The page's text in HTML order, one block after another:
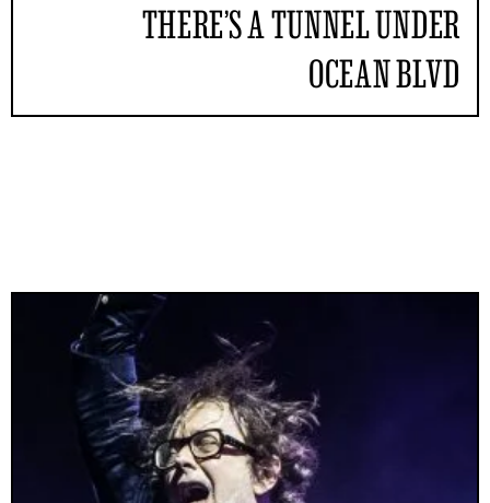
THERE’S A TUNNEL UNDER
OCEAN BLVD